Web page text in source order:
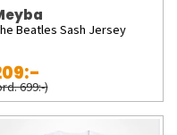
Beatles Sash Jersey
699:-)